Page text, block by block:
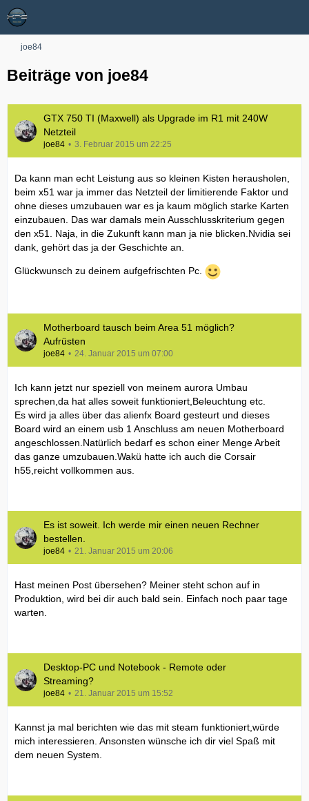
joe84
Beiträge von joe84
GTX 750 TI (Maxwell) als Upgrade im R1 mit 240W
Netzteil
joe84 3. Februar 2015 um 22:25
Da kann man echt Leistung aus so kleinen Kisten herausholen,
beim x51 war ja immer das Netzteil der limitierende Faktor und
ohne dieses umzubauen war es ja kaum möglich starke Karten
einzubauen. Das war damals mein Ausschlusskriterium gegen
den x51. Naja, in die Zukunft kann man ja nie blicken.Nvidia sei
dank, gehört das ja der Geschichte an.
Glückwunsch zu deinem aufgefrischten Pc.
Motherboard tausch beim Area 51 möglich?
Aufrüsten
joe84 24. Januar 2015 um 07:00
Ich kann jetzt nur speziell von meinem aurora Umbau
sprechen,da hat alles soweit funktioniert,Beleuchtung etc.
Es wird ja alles über das alienfx Board gesteurt und dieses
Board wird an einem usb 1 Anschluss am neuen Motherboard
angeschlossen.Natürlich bedarf es schon einer Menge Arbeit
das ganze umzubauen.Wakü hatte ich auch die Corsair
h55,reicht vollkommen aus.
Es ist soweit. Ich werde mir einen neuen Rechner
bestellen.
joe84 21. Januar 2015 um 20:06
Hast meinen Post übersehen? Meiner steht schon auf in
Produktion, wird bei dir auch bald sein. Einfach noch paar tage
warten.
Desktop-PC und Notebook - Remote oder
Streaming?
joe84 21. Januar 2015 um 15:52
Kannst ja mal berichten wie das mit steam funktioniert,würde
mich interessieren. Ansonsten wünsche ich dir viel Spaß mit
dem neuen System.